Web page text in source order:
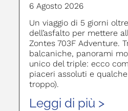
6 Agosto 2026
Un viaggio di 5 giorni
dell’asfalto per mettere
Zontes 703F Adventure.
balcaniche, panorami
unico del triple: ecco
piaceri assoluti e
troppo).
Leggi di più >